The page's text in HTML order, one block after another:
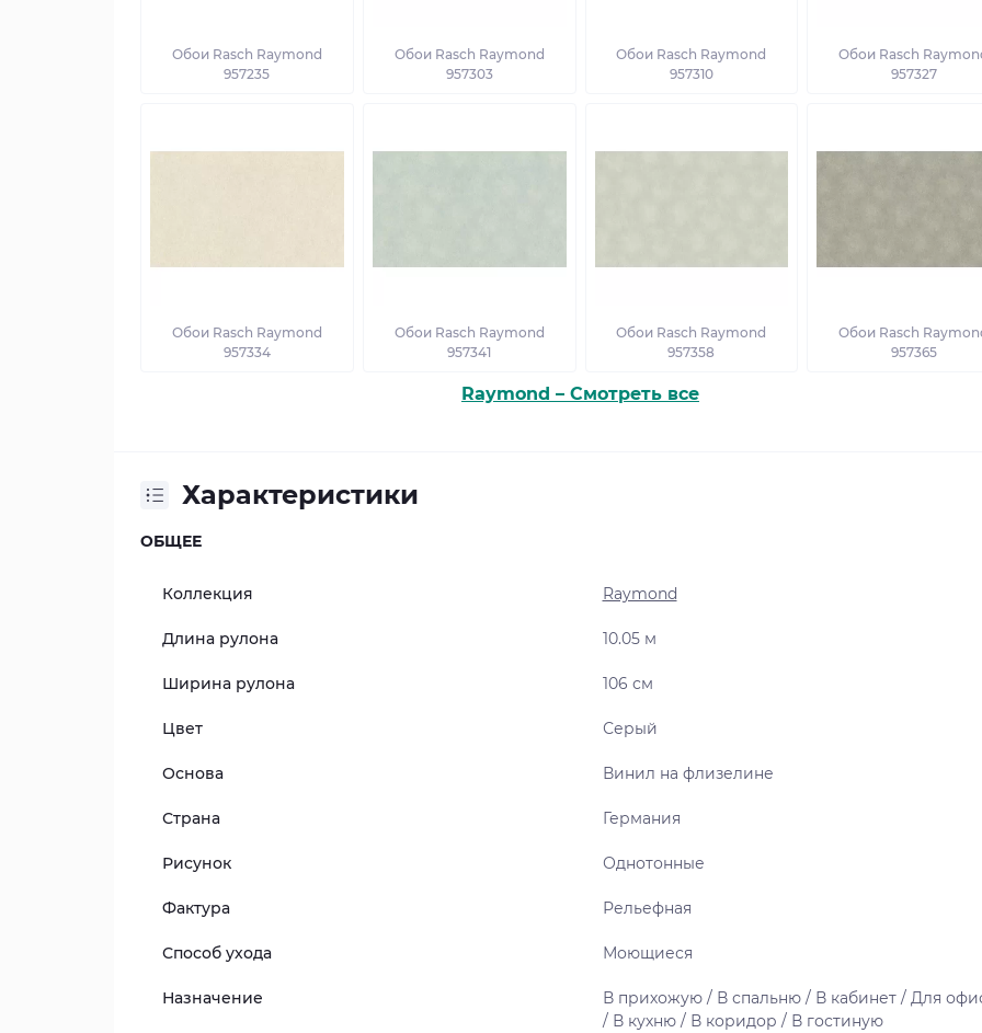
Обои Rasch Raymond
957235
Обои Rasch Raymond
957303
Обои Rasch Raymond
957310
Обои Rasch
957327
Обои Rasch Raymond
957334
Обои Rasch Raymond
957341
Обои Rasch Raymond
957358
Обои Rasch
957365
Raymond – Смотреть все
Характеристики
ОБЩЕЕ
Коллекция Raymond
Длина рулона 10.05 м
Ширина рулона 106 см
Цвет Серый
Основа Винил на флизелине
Страна Германия
Рисунок Однотонные
Фактура Рельефная
Способ ухода Моющиеся
Назначение
В прихожую / В спальню / В кабинет / Для
/ В кухню / В коридор / В гостиную